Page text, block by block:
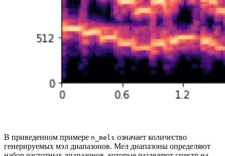
В приведенном примере n_mels означает количество
генерируемых мэл диапазонов. Мел диапазоны определяют